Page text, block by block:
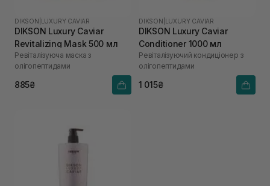
DIKSON LUXURY CAVIAR
DIKSON Luxury Caviar
Revitalizing Mask 500 мл
Ревіталізуюча маска з
олігопептидами
885₴
DIKSON LUXURY CAVIAR
DIKSON Luxury Caviar
Conditioner 1000 мл
Ревіталізуючий кондиціонер з
олігопептидами
1 015₴